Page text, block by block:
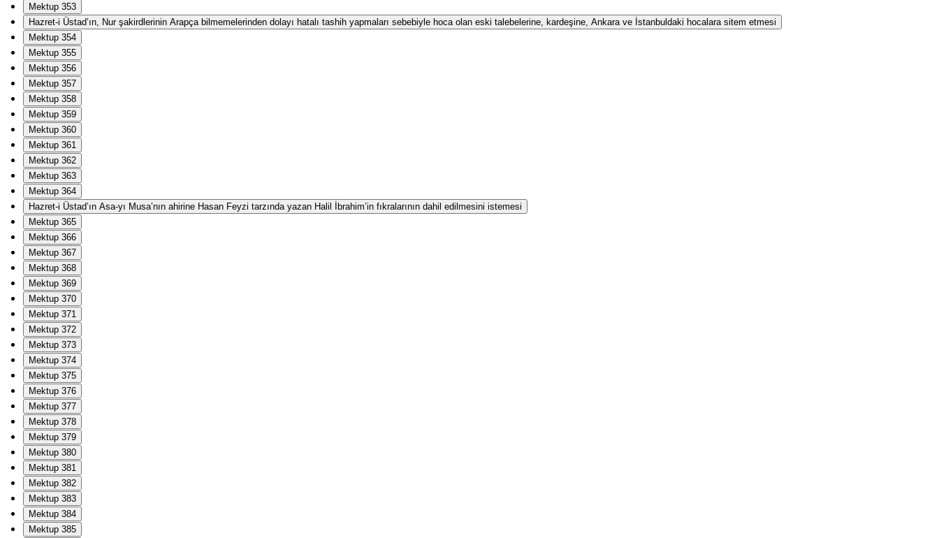
Mektup 353
Hazret-i Üstad’ın, Nur şakirdlerinin Arapça bilmemelerinden dolayı hatalı tashih yapmaları sebebiyle hoca olan eski talebelerine, kardeşine, Ankara ve İstanbuldaki hocalara sitem etmesi
Mektup 354
Mektup 355
Mektup 356
Mektup 357
Mektup 358
Mektup 359
Mektup 360
Mektup 361
Mektup 362
Mektup 363
Mektup 364
Hazret-i Üstad’ın Asa-yı Musa’nın ahirine Hasan Feyzi tarzında yazan Halil İbrahim’in fıkralarının dahil edilmesini istemesi
Mektup 365
Mektup 366
Mektup 367
Mektup 368
Mektup 369
Mektup 370
Mektup 371
Mektup 372
Mektup 373
Mektup 374
Mektup 375
Mektup 376
Mektup 377
Mektup 378
Mektup 379
Mektup 380
Mektup 381
Mektup 382
Mektup 383
Mektup 384
Mektup 385